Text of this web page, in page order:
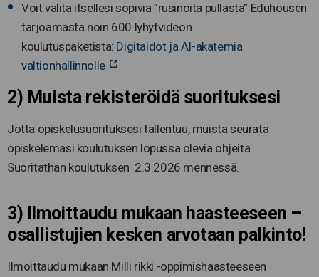
Voit valita itsellesi sopivia ”rusinoita pullasta” Eduhousen
tarjoamasta noin 600 lyhytvideon
koulutuspaketista: Digitaidot ja AI-akatemia
valtionhallinnolle
2) Muista rekisteröidä suorituksesi
Jotta opiskelusuorituksesi tallentuu, muista seurata
opiskelemasi koulutuksen lopussa olevia ohjeita.
Suoritathan koulutuksen 2.3.2026 mennessä.
3) Ilmoittaudu mukaan haasteeseen –
osallistujien kesken arvotaan palkinto!
Ilmoittaudu mukaan Milli rikki -oppimishaasteeseen